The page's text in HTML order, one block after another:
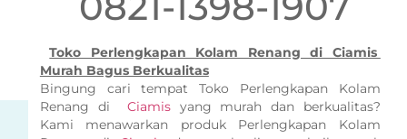
Toko Perlengkapan Kolam Renang di Ciamis
Murah Bagus Berkualitas
Bingung cari tempat Toko Perlengkapan Kolam
Renang di Ciamis yang murah dan berkualitas?
Kami menawarkan produk Perlengkapan Kolam